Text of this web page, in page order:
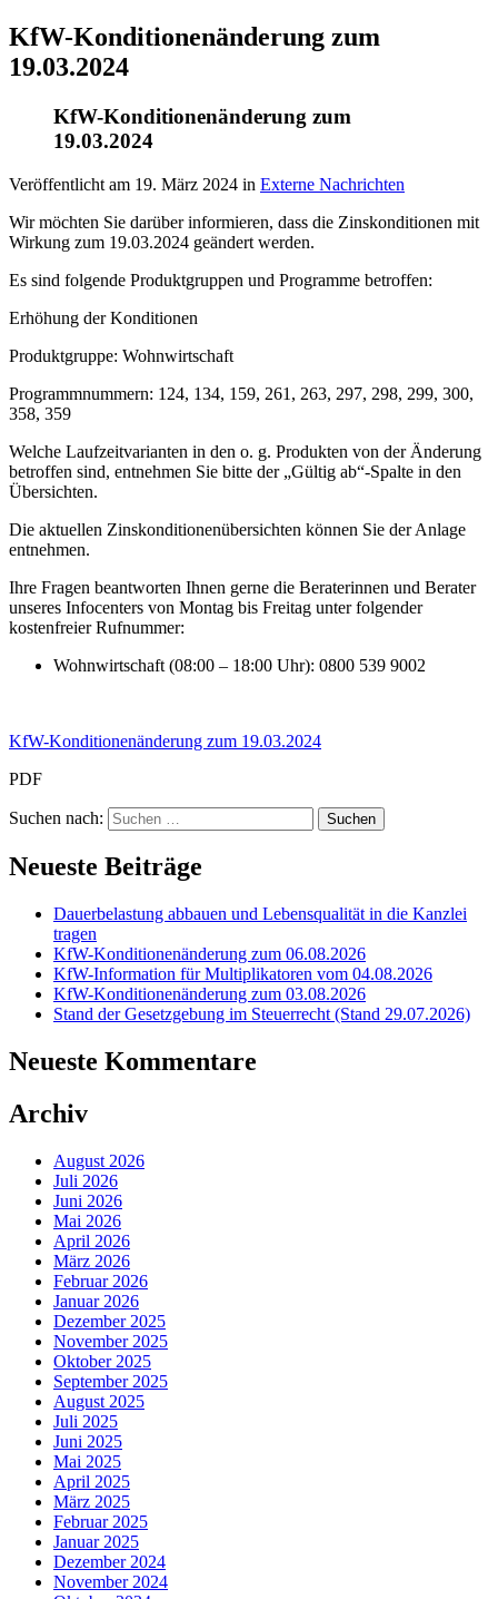
KfW-Konditionenänderung zum
19.03.2024
KfW-Konditionenänderung zum
19.03.2024
Veröffentlicht am 19. März 2024 in Externe Nachrichten
Wir möchten Sie darüber informieren, dass die Zinskonditionen mit
Wirkung zum 19.03.2024 geändert werden.
Es sind folgende Produktgruppen und Programme betroffen:
Erhöhung der Konditionen
Produktgruppe: Wohnwirtschaft
Programmnummern: 124, 134, 159, 261, 263, 297, 298, 299, 300,
358, 359
Welche Laufzeitvarianten in den o. g. Produkten von der Änderung
betroffen sind, entnehmen Sie bitte der „Gültig ab“-Spalte in den
Übersichten.
Die aktuellen Zinskonditionenübersichten können Sie der Anlage
entnehmen.
Ihre Fragen beantworten Ihnen gerne die Beraterinnen und Berater
unseres Infocenters von Montag bis Freitag unter folgender
kostenfreier Rufnummer:
Wohnwirtschaft (08:00 – 18:00 Uhr): 0800 539 9002
KfW-Konditionenänderung zum 19.03.2024
PDF
Suchen nach:
Neueste Beiträge
Dauerbelastung abbauen und Lebensqualität in die Kanzlei
tragen
KfW-Konditionenänderung zum 06.08.2026
KfW-Information für Multiplikatoren vom 04.08.2026
KfW-Konditionenänderung zum 03.08.2026
Stand der Gesetzgebung im Steuerrecht (Stand 29.07.2026)
Neueste Kommentare
Archiv
August 2026
Juli 2026
Juni 2026
Mai 2026
April 2026
März 2026
Februar 2026
Januar 2026
Dezember 2025
November 2025
Oktober 2025
September 2025
August 2025
Juli 2025
Juni 2025
Mai 2025
April 2025
März 2025
Februar 2025
Januar 2025
Dezember 2024
November 2024